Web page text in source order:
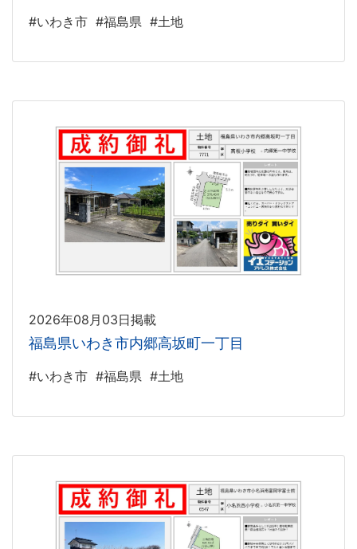
#いわき市 #福島県 #土地
2026年08月03日掲載
福島県いわき市内郷高坂町一丁目
#いわき市 #福島県 #土地